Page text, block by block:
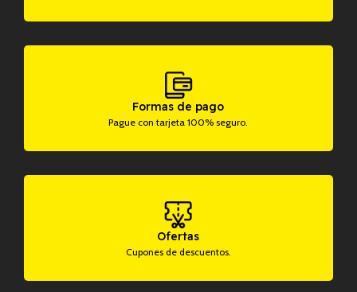
Formas de pago
Pague con tarjeta 100% seguro.
Ofertas
Cupones de descuentos.